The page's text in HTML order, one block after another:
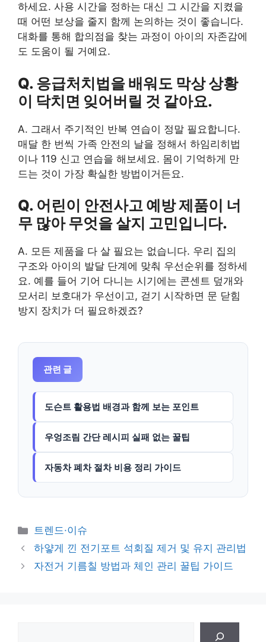
하세요. 사용 시간을 정하는 대신 그 시간을 지켰을
때 어떤 보상을 줄지 함께 논의하는 것이 좋습니다.
대화를 통해 합의점을 찾는 과정이 아이의 자존감에
도 도움이 될 거예요.
Q. 응급처치법을 배워도 막상 상황
이 닥치면 잊어버릴 것 같아요.
A. 그래서 주기적인 반복 연습이 정말 필요합니다.
매달 한 번씩 가족 안전의 날을 정해서 하임리히법
이나 119 신고 연습을 해보세요. 몸이 기억하게 만
드는 것이 가장 확실한 방법이거든요.
Q. 어린이 안전사고 예방 제품이 너
무 많아 무엇을 살지 고민입니다.
A. 모든 제품을 다 살 필요는 없습니다. 우리 집의
구조와 아이의 발달 단계에 맞춰 우선순위를 정하세
요. 예를 들어 기어 다니는 시기에는 콘센트 덮개와
모서리 보호대가 우선이고, 걷기 시작하면 문 닫힘
방지 장치가 더 필요하겠죠?
관련 글
도슨트 활용법 배경과 함께 보는 포인트
우엉조림 간단 레시피 실패 없는 꿀팁
자동차 폐차 절차 비용 정리 가이드
카
테
리
트렌드·이슈
하얗게 낀 전기포트 석회질 제거 및 유지 관리법
자전거 기름칠 방법과 체인 관리 꿀팁 가이드